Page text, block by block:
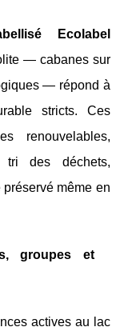
Ecolabel
— cabanes sur
— répond à
stricts. Ces
renouvelables,
tri des déchets,
même en
groupes et
actives au lac